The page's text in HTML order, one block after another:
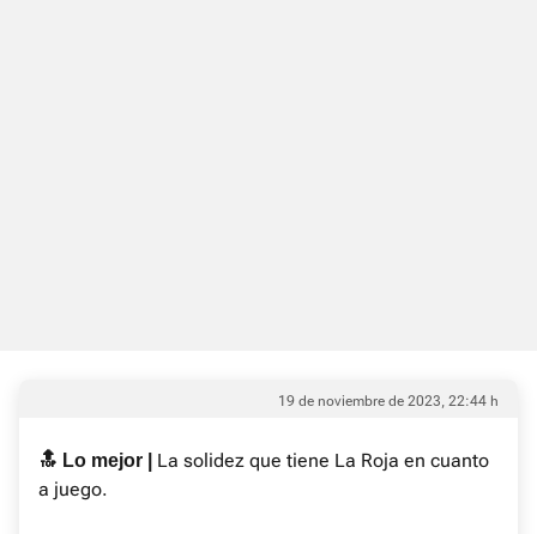
19 de noviembre de 2023, 22:44 h
🔝 Lo mejor | La solidez que tiene La Roja en cuanto
a juego.